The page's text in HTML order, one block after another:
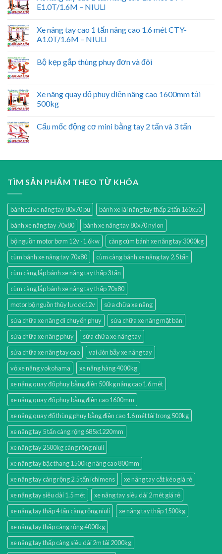
E1.0T/1.6M – NIULI
Xe nâng tay cao 1 tấn nâng cao 1.6 mét CTY-
A1.0T/1.6M – NIULI
Bộ kẹp gắp thùng phuy đơn và đôi
Xe nâng quay đổ phuy điện nâng cao 1600mm tải
500kg
Cẩu mốc động cơ mini bằng tay 2 tấn và 3 tấn
TÌM SẢN PHẨM THEO TỪ KHÓA
bánh tải xe nâng tay 80x70 pu
bánh xe lái nâng tay thấp 2 tấn 160x50
bánh xe nâng tay 70x80
bánh xe nâng tay 80x70 nylon
bộ nguồn motor bơm 12v -1.6kw
càng cùm bánh xe nâng tay 3000kg
cùm bánh xe nâng tay 70x80
cùm càng bánh xe nâng tay 2.5 tấn
cùm càng lắp bánh xe nâng tay thấp 3 tấn
cùm càng lắp bánh xe nâng tay thấp 70x80
motor bộ nguồn thủy lực dc12v
sửa chữa xe nâng
sửa chữa xe nâng di chuyển phuy
sửa chữa xe nâng mặt bàn
sửa chữa xe nâng phuy
sửa chữa xe nâng tay
sửa chữa xe nâng tay cao
vai đòn bẫy xe nâng tay
vỏ xe nâng yokohama
xe nâng hàng 4000kg
xe nâng quay đổ phuy bằng điện 500kg nâng cao 1.6 mét
xe nâng quay đổ phuy bằng điện cao 1600mm
xe nâng quay đổ thùng phuy bằng điện cao 1.6 mét tải trọng 500kg
xe nâng tay 5 tấn càng rộng 685x1220mm
xe nâng tay 2500kg càng rộng niuli
xe nâng tay bậc thang 1500kg nâng cao 800mm
xe nâng tay càng rộng 2.5 tấn ichimens
xe nâng tay cắt kéo giá rẻ
xe nâng tay siêu dài 1.5 mét
xe nâng tay siêu dài 2 mét giá rẻ
xe nâng tay thấp 4 tấn càng rộng niuli
xe nâng tay thấp 1500kg
xe nâng tay thấp càng rộng 4000kg
xe nâng tay thấp càng siêu dài 2m tải 2000kg